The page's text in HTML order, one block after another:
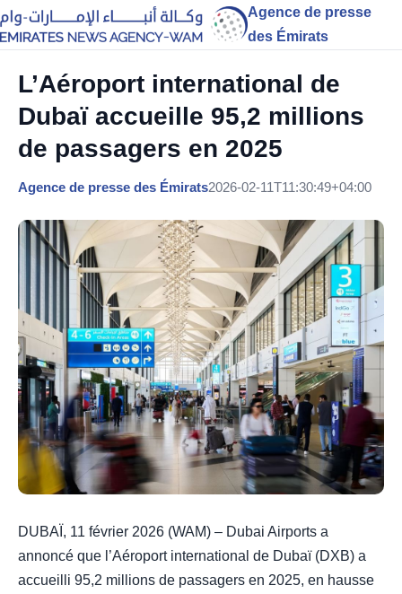
Agence de presse
des Émirats
L’Aéroport international de
Dubaï accueille 95,2 millions
de passagers en 2025
Agence de presse des Émirats2026-02-11T11:30:49+04:00
DUBAÏ, 11 février 2026 (WAM) – Dubai Airports a
annoncé que l’Aéroport international de Dubaï (DXB) a
accueilli 95,2 millions de passagers en 2025, en hausse